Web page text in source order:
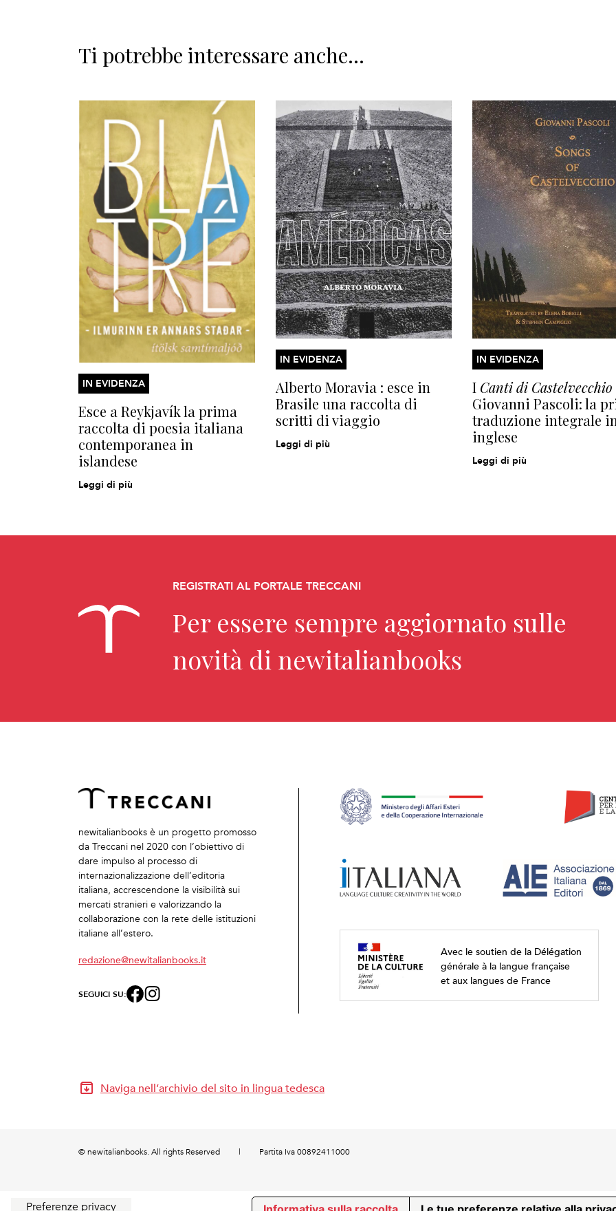
Ti potrebbe interessare anche...
IN EVIDENZA
Esce a Reykjavík la prima
raccolta di poesia italiana
contemporanea in
islandese
Leggi di più
IN EVIDENZA
Alberto Moravia : esce in
Brasile una raccolta di
scritti di viaggio
Leggi di più
IN EVIDENZA
I Canti di Castelvecchio
Giovanni Pascoli: la
traduzione integrale in
inglese
Leggi di più
REGISTRATI AL PORTALE TRECCANI
Per essere sempre aggiornato sulle
novità di newitalianbooks
newitalianbooks è un progetto promosso
da Treccani nel 2020 con l’obiettivo di
dare impulso al processo di
internazionalizzazione dell’editoria
italiana, accrescendone la visibilità sui
mercati stranieri e valorizzando la
collaborazione con la rete delle istituzioni
italiane all’estero.
redazione@newitalianbooks.it
SEGUICI SU:
Avec le soutien de la Délégation
générale à la langue française
et aux langues de France
Naviga nell’archivio del sito in lingua tedesca
© newitalianbooks. All rights Reserved Partita Iva 00892411000